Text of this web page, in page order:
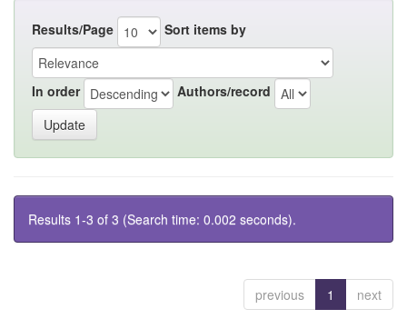
Results/Page Sort items by
In order Authors/record
Results 1-3 of 3 (Search time: 0.002 seconds).
previous 1 next